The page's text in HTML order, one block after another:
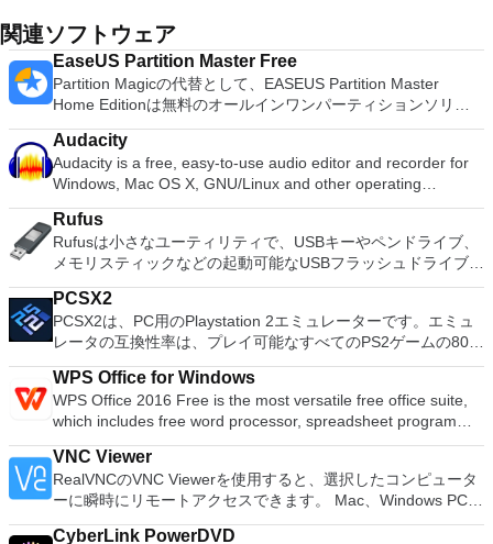
関連ソフトウェア
EaseUS Partition Master Free
Partition Magicの代替として、EASEUS Partition Master
Home Editionは無料のオールインワンパーティションソリュ
ーションおよびディスク管理ユーティリティです。パーティシ
ョンの拡張（特にシステムドライブ用）、ディスク領域の管
理、MBRおよびGUIDパーティションテーブル（GPT）ディス
クのディスク領域不足の問題の解決を可能にします。 パーテ
ィションのサイズ変更/移動システムドライブを拡張するディ
スクとパーティションをコピーパーティションをマージ分割パ
ーティション空き領域を再分配するダイナミックディスクの変
換パーティションを回復する
Audacity
Audacity is a free, easy-to-use audio editor and recorder for
Windows, Mac OS X, GNU/Linux and other operating
systems. You can use Audacity to: Record live audio. Convert
tapes and records into digital recordings or CDs. Edit Ogg
Vorbis, MP3, WAV or AIFF sound files. Cut, copy, splice or mix
sounds together. Change the speed or pitch of a recording.
Add new effects with LADSPA plug-ins. And more!
Rufus
Rufusは小さなユーティリティで、USBキーやペンドライブ、
メモリスティックなどの起動可能なUSBフラッシュドライブを
フォーマットおよび作成できます。 Rufusは、次のシナリオで
役立ちます。 Windows、Linux、およびUEFI用の起動可能な
ISOからUSBインストールメディアを作成する必要がある場
合。 OSがインストールされていないシステムで作業する必要
がある場合。 BIOSまたはその他のファームウェアをDOSから
フラッシュする必要がある場合。 低レベルのユーティリティ
を実行する必要がある場合。 Rufusは次の* ISOで動作しま
す：Arch Linux、Archbang、BartPE / pebuilder、CentOS、
Damn Small Linux、Fedora、FreeDOS、Gentoo、
gNewSense、Hiren&#39;s Boot CD、LiveXP、Knoppix、
Kubuntu、Linux Mint、NT Password Registry Editor、
OpenSUSE、Parted Magic、Slackware、Tails、Trinity
Rescue Kit、Ubuntu、Ultimate Boot CD、Windows XP（SP2
PCSX2
PCSX2は、PC用のPlaystation 2エミュレーターです。エミュ
レータの互換性率は、プレイ可能なすべてのPS2ゲームの80％
以上を誇っています。かなり強力なコンピューターを所有して
いる場合、PCSX2は優れたエミュレーターです。また、この
アプリケーションはローエンドコンピューターのサポートも提
供するため、Playstation 2コンソールのすべての所有者は、
PCで動作するゲームを見ることができます。 PCSX2エミュレ
ーターを使用すると、PS2コントローラーを使用して、本物の
プレイステーション体験をシミュレートできます。このアプリ
ケーションでは、ディスクからゲームを直接実行することも、
ハードドライブからISOイメージとして実行することもできま
WPS Office for Windows
WPS Office 2016 Free is the most versatile free office suite,
which includes free word processor, spreadsheet program
and presentation maker. With these three programs you will
easily be able to deal with any office related tasks. WPS
Office 2016 Free has multiple language support for English,
French, German, Spanish, Portuguese,Russian and Polish
languages. To switch between languages requires only a
VNC Viewer
RealVNCのVNC Viewerを使用すると、選択したコンピュータ
ーに瞬時にリモートアクセスできます。 Mac、Windows PC、
またはLinuxマシン、世界中のどこからでも。 VNC Viewerを
CyberLink PowerDVD